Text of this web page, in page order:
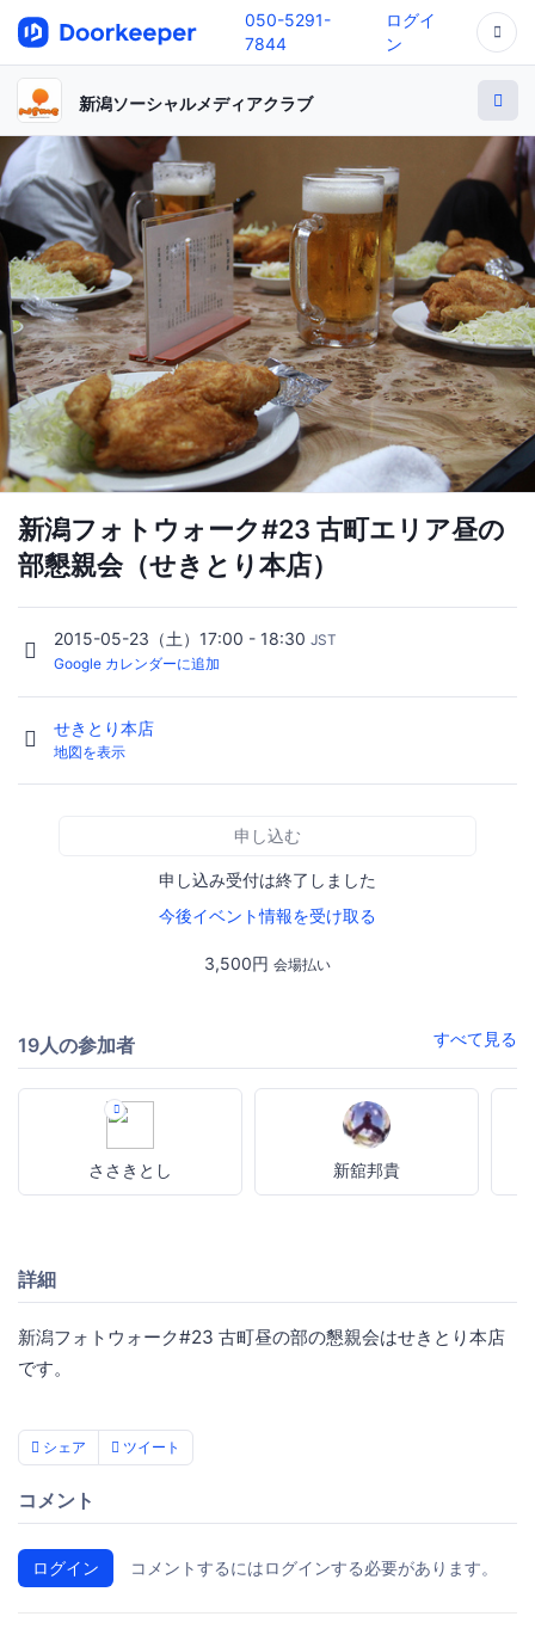
050-5291-
7844
ログイ
ン
新潟ソーシャルメディアクラブ
新潟フォトウォーク#23 古町エリア昼の
部懇親会（せきとり本店）
2015-05-23（土）17:00 - 18:30 JST
Google カレンダーに追加
せきとり本店
地図を表示
申し込む
申し込み受付は終了しました
今後イベント情報を受け取る
3,500円 会場払い
19人の参加者 すべて見る
ささきとし 新舘邦貴
詳細
新潟フォトウォーク#23 古町昼の部の懇親会はせきとり本店
です。
シェア ツイート
コメント
ログイン コメントするにはログインする必要があります。